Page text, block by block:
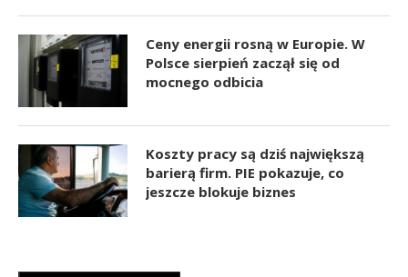
Ceny energii rosną w Europie. W
Polsce sierpień zaczął się od
mocnego odbicia
Koszty pracy są dziś największą
barierą firm. PIE pokazuje, co
jeszcze blokuje biznes